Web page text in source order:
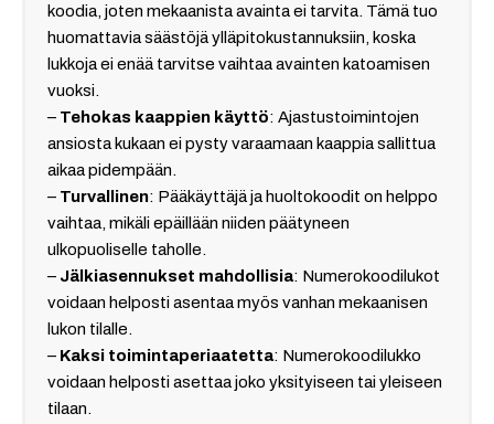
koodia, joten mekaanista avainta ei tarvita. Tämä tuo
huomattavia säästöjä ylläpitokustannuksiin, koska
lukkoja ei enää tarvitse vaihtaa avainten katoamisen
vuoksi.
– Tehokas kaappien käyttö: Ajastustoimintojen
ansiosta kukaan ei pysty varaamaan kaappia sallittua
aikaa pidempään.
– Turvallinen: Pääkäyttäjä ja huoltokoodit on helppo
vaihtaa, mikäli epäillään niiden päätyneen
ulkopuoliselle taholle.
– Jälkiasennukset mahdollisia: Numerokoodilukot
voidaan helposti asentaa myös vanhan mekaanisen
lukon tilalle.
– Kaksi toimintaperiaatetta: Numerokoodilukko
voidaan helposti asettaa joko yksityiseen tai yleiseen
tilaan.